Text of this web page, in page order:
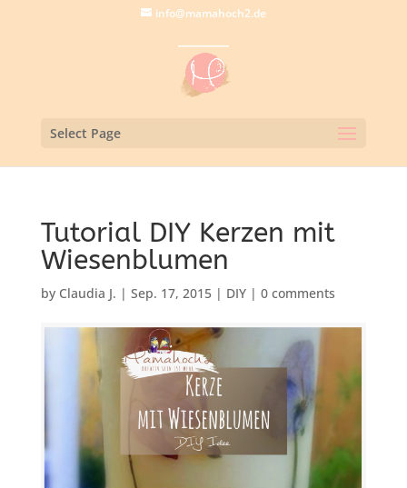
info@mamahoch2.de
Select Page
Tutorial DIY Kerzen mit
Wiesenblumen
by Claudia J. | Sep. 17, 2015| DIY| 0 comments